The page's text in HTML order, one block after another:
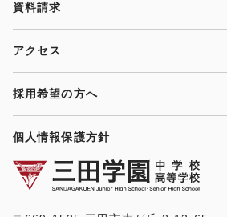
資料請求
アクセス
採用希望の方へ
個人情報保護方針